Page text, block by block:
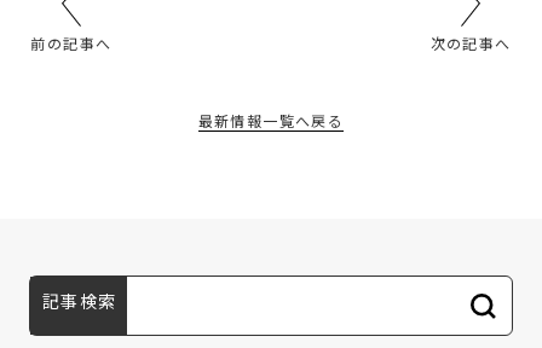
前の記事へ
最新情報一覧へ戻る
次の記事へ
記事検索